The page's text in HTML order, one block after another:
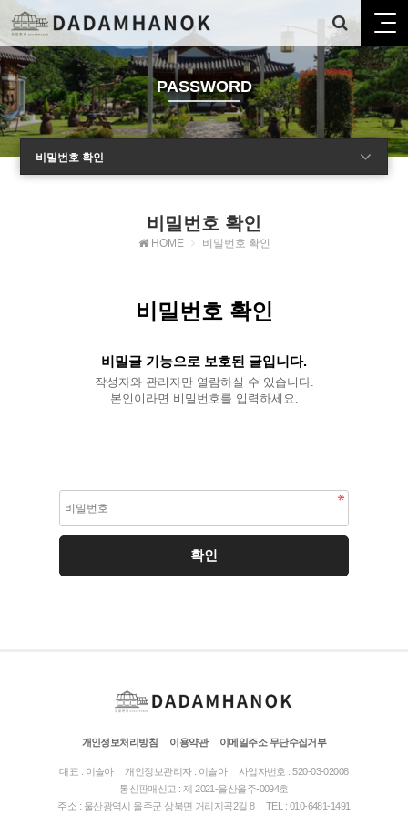
PASSWORD
비밀번호 확인
비밀번호 확인
HOME 비밀번호 확인
비밀번호 확인
비밀글 기능으로 보호된 글입니다.
작성자와 관리자만 열람하실 수 있습니다.
본인이라면 비밀번호를 입력하세요.
개인정보처리방침 이용약관 이메일주소 무단수집거부
대표 : 이슬아 개인정보관리자 : 이슬아
사업자번호 : 520-03-02008
통신판매신고 : 제 2021-울산울주-0094호
주소 : 울산광역시 울주군 상북면 거리지곡2길 8
TEL : 010-6481-1491